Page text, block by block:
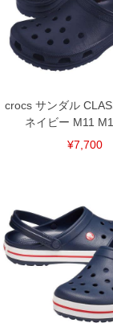
単位はcm
※【返品交換について】
返品交換希望の方は、商
下着(肌着)やワイシャツ
ご了承くださいませ。
裾上げ料金は500円+税と
備考欄に股下●cmとご
上の品が対象。1本5,999
出荷まで約1週間～20日
※商品によって若干のサ
ンピュータ画面）によっ
ください。
※当店での掲載商品は、
舗からのお取り寄せ等
す。そのようなことがな
連絡させて頂きますので
crocs サンダル
ネイビー M11
¥7,700